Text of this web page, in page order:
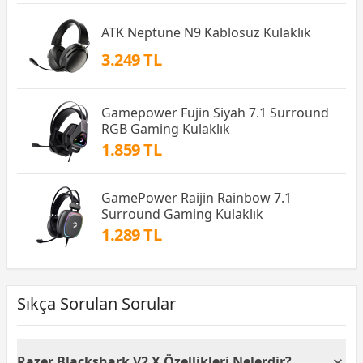
ATK Neptune N9 Kablosuz Kulaklık
3.249 TL
Gamepower Fujin Siyah 7.1 Surround
RGB Gaming Kulaklık
1.859 TL
GamePower Raijin Rainbow 7.1
Surround Gaming Kulaklık
1.289 TL
Sıkça Sorulan Sorular